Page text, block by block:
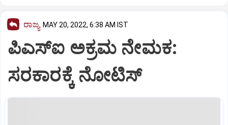
ರಾಜ್ಯ MAY 20, 2022, 6:38 AM IST
ಪಿಎಸ್‌ಐ ಅಕ್ರಮ ನೇಮಕ:
ಸರಕಾರಕ್ಕೆ ನೋಟಿಸ್‌